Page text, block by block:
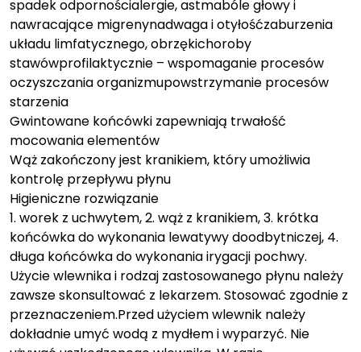
spadek odpornościalergie, astmabóle głowy i
nawracające migrenynadwaga i otyłośćzaburzenia
układu limfatycznego, obrzękichoroby
stawówprofilaktycznie – wspomaganie procesów
oczyszczania organizmupowstrzymanie procesów
starzenia
Gwintowane końcówki zapewniają trwałość
mocowania elementów
Wąż zakończony jest kranikiem, który umożliwia
kontrolę przepływu płynu
Higieniczne rozwiązanie
1. worek z uchwytem, 2. wąż z kranikiem, 3. krótka
końcówka do wykonania lewatywy doodbytniczej, 4.
długa końcówka do wykonania irygacji pochwy.
Użycie wlewnika i rodzaj zastosowanego płynu należy
zawsze skonsultować z lekarzem. Stosować zgodnie z
przeznaczeniem.Przed użyciem wlewnik należy
dokładnie umyć wodą z mydłem i wyparzyć. Nie